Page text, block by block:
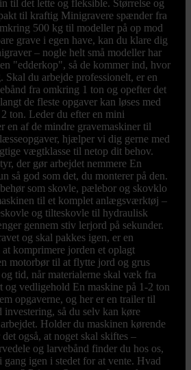
til det lette og fleksible. Størrelse og
til kraftig Minigravere spænder fra
500 kg til modeller på op mod
grave i egen have, kan du klare dig
– nogle helt små modeller har
"edderkop", så de kommer ind, hvor
Skal du arbejde professionelt, er en
fra omkring 1 ton og opefter det
de fleste opgaver kan løses med
ton. Leder du efter en mini
en af de mindre gravemaskiner til
hjælper vi dig gerne med
vægtklasse til netop dit behov.
der gør arbejdet nemmere En
så god som det, du monterer på den.
som skovle, pælebor og skovklo
til et komplet anlægsværktøj –
og tilteskovle til hydraulisk
gennem stiv lerjord på sekunder.
og skal pakkes igen, er en
komprimere jorden et oplagt
motorbør til at flytte jord og grus
og tid, når materialerne skal væk fra
og vedligehold En maskine på 1-2 ton
opgaverne, og her er en trailer til
investering, så du selv kan køre
Holder du maskinen kørende
det også, at noget skal skiftes –
og larvebånd finder du hos os,
gang igen i stedet for at vente. Hvad